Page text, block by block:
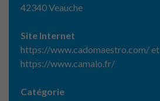
42340 Veauche
Site Internet
https://www.cadomaestro.com/ et
https://www.camalo.fr/
Catégorie